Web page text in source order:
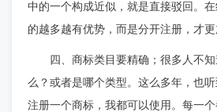
中的一个构成近似，就是直接驳回。
的越多越有优势，而是分开注册，才更
四、商标类目要精确；很多人不
么？或者是哪个类型。这么多年，也
注册一个商标，我都可以使用。每一